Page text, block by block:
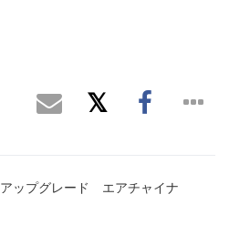
ップグレード エアチャイナ